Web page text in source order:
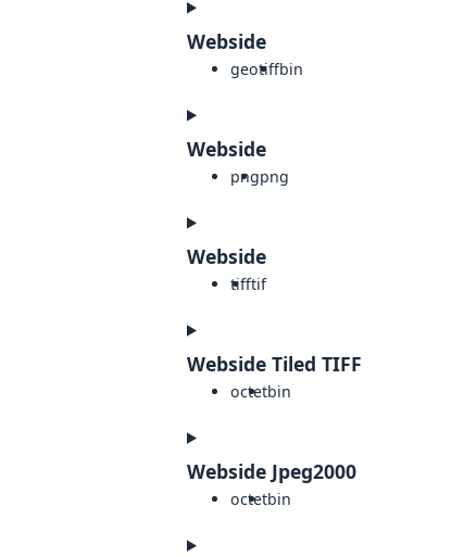
Webside
geotiffbin
Webside
pngpng
Webside
tifftif
Webside Tiled TIFF
octetbin
Webside Jpeg2000
octetbin